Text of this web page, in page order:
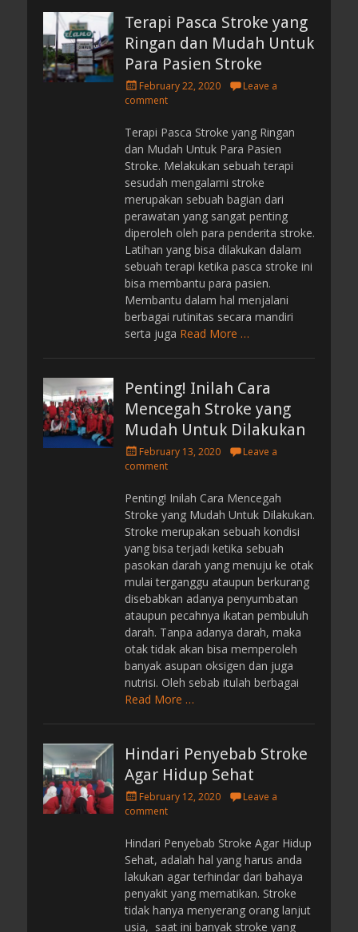
Terapi Pasca Stroke yang
Ringan dan Mudah Untuk
Para Pasien Stroke
P
o
t
e
d
o
n
February 22, 2020
Leave a
comment
Terapi Pasca Stroke yang Ringan
dan Mudah Untuk Para Pasien
Stroke. Melakukan sebuah terapi
sesudah mengalami stroke
merupakan sebuah bagian dari
perawatan yang sangat penting
diperoleh oleh para penderita stroke.
Latihan yang bisa dilakukan dalam
sebuah terapi ketika pasca stroke ini
bisa membantu para pasien.
Membantu dalam hal menjalani
berbagai rutinitas secara mandiri
serta juga Read More …
Penting! Inilah Cara
Mencegah Stroke yang
Mudah Untuk Dilakukan
P
o
t
e
d
o
n
February 13, 2020
Leave a
comment
Penting! Inilah Cara Mencegah
Stroke yang Mudah Untuk Dilakukan.
Stroke merupakan sebuah kondisi
yang bisa terjadi ketika sebuah
pasokan darah yang menuju ke otak
mulai terganggu ataupun berkurang
disebabkan adanya penyumbatan
ataupun pecahnya ikatan pembuluh
darah. Tanpa adanya darah, maka
otak tidak akan bisa memperoleh
banyak asupan oksigen dan juga
nutrisi. Oleh sebab itulah berbagai
Read More …
Hindari Penyebab Stroke
Agar Hidup Sehat
P
o
t
e
d
o
n
February 12, 2020
Leave a
comment
Hindari Penyebab Stroke Agar Hidup
Sehat, adalah hal yang harus anda
lakukan agar terhindar dari bahaya
penyakit yang mematikan. Stroke
tidak hanya menyerang orang lanjut
usia, saat ini banyak stroke yang